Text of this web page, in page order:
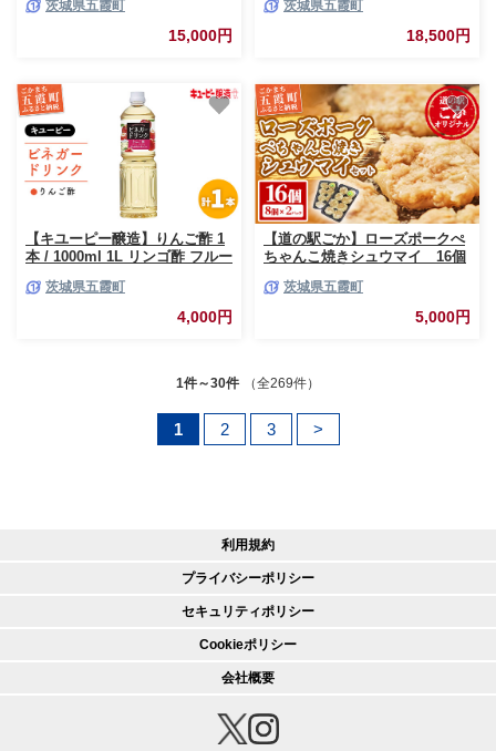
豆乳 大豆 ソイミルク パック セ
ット 定番 おやつ 人気 復活 飲
み切り おすすめ 茨城県 五霞町
茨城県五霞町
15,000円
白米 コメ こめ 食べ比べセット
コシヒカリ ひとめぼれ 先行予
約 2026年 人気 家計応援 単一米
茨城県五霞町
18,500円
【キユーピー醸造】りんご酢 1
本 / 1000ml 1L リンゴ酢 フルー
果実酢 酢 キューピー 醸造 すっ
きり 健康 飲みやすい 茨城県 五
茨城県五霞町
4,000円
【道の駅ごか】ローズポークぺ
ちゃんこ焼きシュウマイ 16個
肉 簡単調理 パリパリ ふんわり
茨城県五霞町
5,000円
1件～30件 （全269件）
1 2 3 >
利用規約
プライバシーポリシー
セキュリティポリシー
Cookieポリシー
会社概要